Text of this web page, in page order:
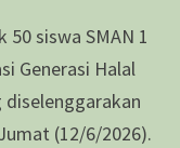
50 siswa SMAN 1
Generasi Halal
diselenggarakan
(12/6/2026).